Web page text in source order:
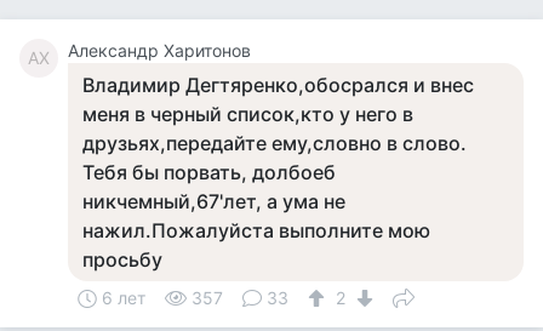
АХ Александр Харитонов
Владимир Дегтяренко,обосрался и внес
меня в черный список,кто у него в
друзьях,передайте ему,словно в слово.
Тебя бы порвать, долбоеб
никчемный,67'лет, а ума не
нажил.Пожалуйста выполните мою
просьбу
6 лет 357 33 2